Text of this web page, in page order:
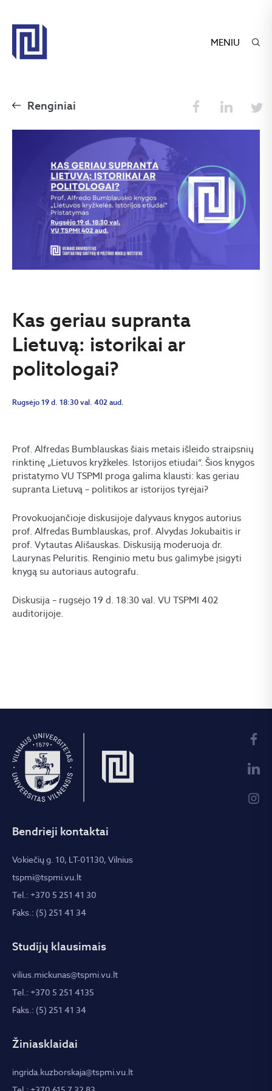
MENIU
Renginiai
Kas geriau supranta
Lietuvą: istorikai ar
politologai?
Rugsėjo 19 d. 18:30 val. 402 aud.
Prof. Alfredas Bumblauskas šiais metais išleido straipsnių
rinktinę „Lietuvos kryžkelės. Istorijos etiudai“. Šios knygos
pristatymo VU TSPMI proga galima klausti: kas geriau
supranta Lietuvą – politikos ar istorijos tyrėjai?
Provokuojančioje diskusijoje dalyvaus knygos autorius
prof. Alfredas Bumblauskas, prof. Alvydas Jokubaitis ir
prof. Vytautas Ališauskas. Diskusiją moderuoja dr.
Laurynas Peluritis. Renginio metu bus galimybė įsigyti
knygą su autoriaus autografu.
Diskusija – rugsėjo 19 d. 18:30 val. VU TSPMI 402
auditorijoje.
Bendrieji kontaktai
Vokiečių g. 10, LT-01130, Vilnius
tspmi@tspmi.vu.lt
Tel.: +370 5 251 41 30
Faks.: (5) 251 41 34
Studijų klausimais
vilius.mickunas@tspmi.vu.lt
Tel.: +370 5 251 4135
Faks.: (5) 251 41 34
Žiniasklaidai
ingrida.kuzborskaja@tspmi.vu.lt